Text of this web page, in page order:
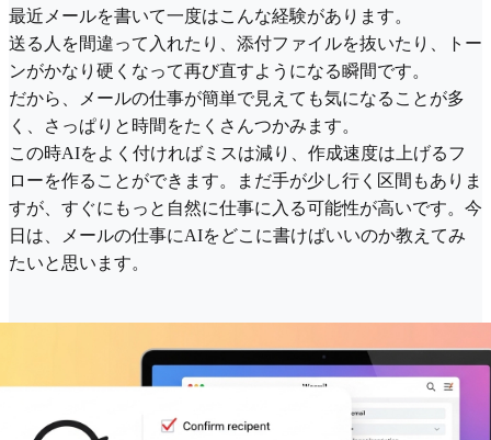
最近メールを書いて一度はこんな経験があります。
送る人を間違って入れたり、添付ファイルを抜いたり、トー
ンがかなり硬くなって再び直すようになる瞬間です。
だから、メールの仕事が簡単で見えても気になることが多
く、さっぱりと時間をたくさんつかみます。
この時AIをよく付ければミスは減り、作成速度は上げるフ
ローを作ることができます。まだ手が少し行く区間もありま
すが、すぐにもっと自然に仕事に入る可能性が高いです。今
日は、メールの仕事にAIをどこに書けばいいのか教えてみ
たいと思います。